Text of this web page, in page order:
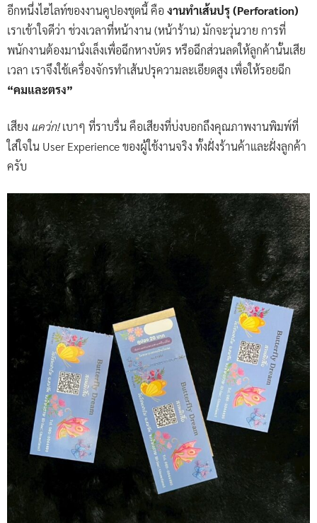
อีกหนึ่งไฮไลท์ของงานคูปองชุดนี้ คือ งานทำเส้นปรุ (Perforation)
เราเข้าใจดีว่า ช่วงเวลาที่หน้างาน (หน้าร้าน) มักจะวุ่นวาย การที่
พนักงานต้องมานั่งเล็งเพื่อฉีกหางบัตร หรือฉีกส่วนลดให้ลูกค้านั้นเสีย
เวลา เราจึงใช้เครื่องจักรทำเส้นปรุความละเอียดสูง เพื่อให้รอยฉีก
“คมและตรง”
เสียง แคว่ก!เบาๆ ที่ราบรื่น คือเสียงที่บ่งบอกถึงคุณภาพงานพิมพ์ที่
ใส่ใจใน User Experience ของผู้ใช้งานจริง ทั้งฝั่งร้านค้าและฝั่งลูกค้า
ครับ